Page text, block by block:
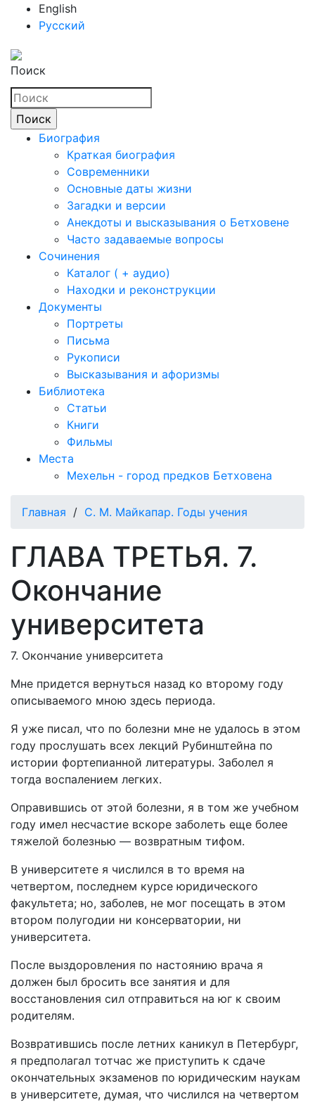
English
Русский
Поиск
Биография
Краткая биография
Современники
Основные даты жизни
Загадки и версии
Анекдоты и высказывания о Бетховене
Часто задаваемые вопросы
Сочинения
Каталог ( + аудио)
Находки и реконструкции
Документы
Портреты
Письма
Рукописи
Высказывания и афоризмы
Библиотека
Статьи
Книги
Фильмы
Места
Мехельн - город предков Бетховена
Главная / С. М. Майкапар. Годы учения
ГЛАВА ТРЕТЬЯ. 7.
Окончание
университета
7. Окончание университета
Мне придется вернуться назад ко второму году
описываемого мною здесь периода.
Я уже писал, что по болезни мне не удалось в этом
году прослушать всех лекций Рубинштейна по
истории фортепианной литературы. Заболел я
тогда воспалением легких.
Оправившись от этой болезни, я в том же учебном
году имел несчастие вскоре заболеть еще более
тяжелой болезнью — возвратным тифом.
В университете я числился в то время на
четвертом, последнем курсе юридического
факультета; но, заболев, не мог посещать в этом
втором полугодии ни консерватории, ни
университета.
После выздоровления по настоянию врача я
должен был бросить все занятия и для
восстановления сил отправиться на юг к своим
родителям.
Возвратившись после летних каникул в Петербург,
я предполагал тотчас же приступить к сдаче
окончательных экзаменов по юридическим наукам
в университете, думая, что числился на четвертом